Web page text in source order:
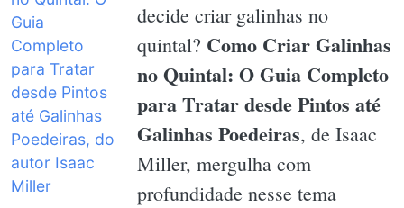
decide criar galinhas no
quintal? Como Criar Galinhas
no Quintal: O Guia Completo
para Tratar desde Pintos até
Galinhas Poedeiras, de Isaac
Miller, mergulha com
profundidade nesse tema